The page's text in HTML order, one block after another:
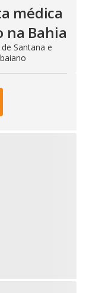
médica
na Bahia
Santana e